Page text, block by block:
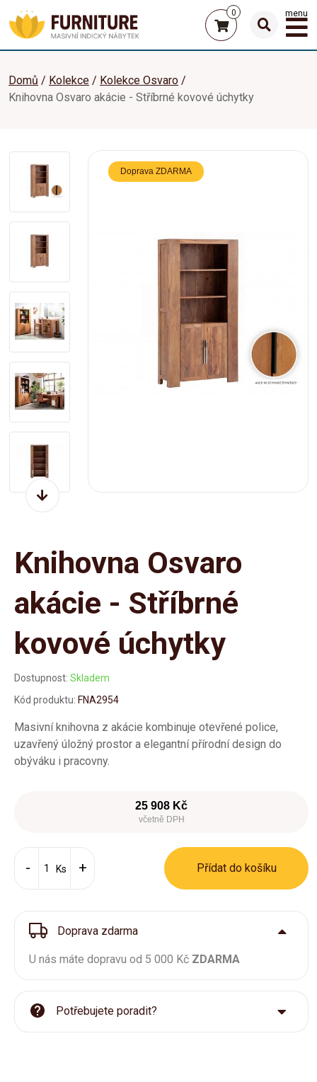
0 menu
Domů Kolekce
Kolekce Osvaro
Knihovna Osvaro akácie - Stříbrné kovové úchytky
Doprava ZDARMA
Knihovna Osvaro
akácie - Stříbrné
kovové úchytky
Dostupnost: Skladem
Kód produktu: FNA2954
Masivní knihovna z akácie kombinuje otevřené police,
uzavřený úložný prostor a elegantní přírodní design do
obýváku i pracovny.
25 908 Kč
včetně DPH
Ks Přídat do košíku
Doprava zdarma
U nás máte dopravu od 5 000 Kč ZDARMA
Potřebujete poradit?